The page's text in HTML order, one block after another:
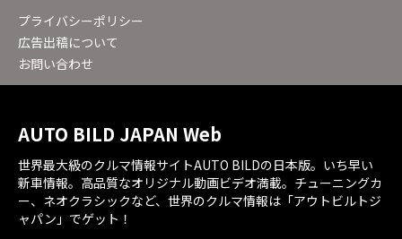
プライバシーポリシー
広告出稿について
お問い合わせ
AUTO BILD JAPAN Web
世界最大級のクルマ情報サイトAUTO BILDの日本版。いち早い
新車情報。高品質なオリジナル動画ビデオ満載。チューニングカ
ー、ネオクラシックなど、世界のクルマ情報は「アウトビルトジ
ャパン」でゲット！